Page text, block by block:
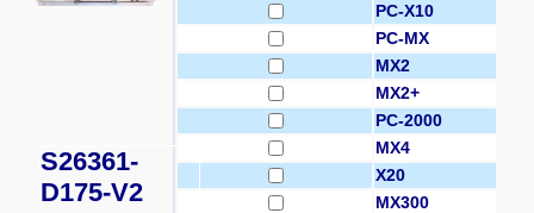
PC-X10
PC-MX
MX2
MX2+
PC-2000
MX4
X20
MX300
S26361-
D175-V2